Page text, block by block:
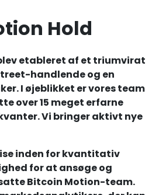
Hold
etableret af et triumvirat
handlende og en
I øjeblikket er vores team
over 15 meget erfarne
Vi bringer aktivt nye
inden for kvantitativ
for at ansøge og
Bitcoin Motion-team.